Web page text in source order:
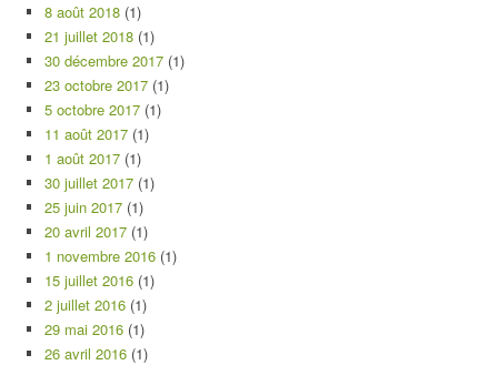
8 août 2018 (1)
21 juillet 2018 (1)
30 décembre 2017 (1)
23 octobre 2017 (1)
5 octobre 2017 (1)
11 août 2017 (1)
1 août 2017 (1)
30 juillet 2017 (1)
25 juin 2017 (1)
20 avril 2017 (1)
1 novembre 2016 (1)
15 juillet 2016 (1)
2 juillet 2016 (1)
29 mai 2016 (1)
26 avril 2016 (1)